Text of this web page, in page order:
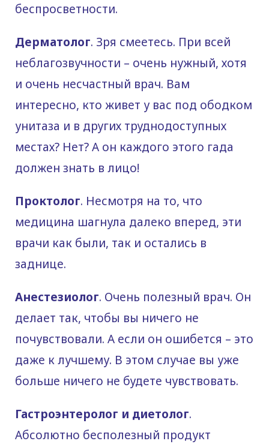
беспросветности.
Дерматолог. Зря смеетесь. При всей
неблагозвучности – очень нужный, хотя
и очень несчастный врач. Вам
интересно, кто живет у вас под ободком
унитаза и в других труднодоступных
местах? Нет? А он каждого этого гада
должен знать в лицо!
Проктолог. Несмотря на то, что
медицина шагнула далеко вперед, эти
врачи как были, так и остались в
заднице.
Анестезиолог. Очень полезный врач. Он
делает так, чтобы вы ничего не
почувствовали. А если он ошибется – это
даже к лучшему. В этом случае вы уже
больше ничего не будете чувствовать.
Гастроэнтеролог и диетолог.
Абсолютно бесполезный продукт